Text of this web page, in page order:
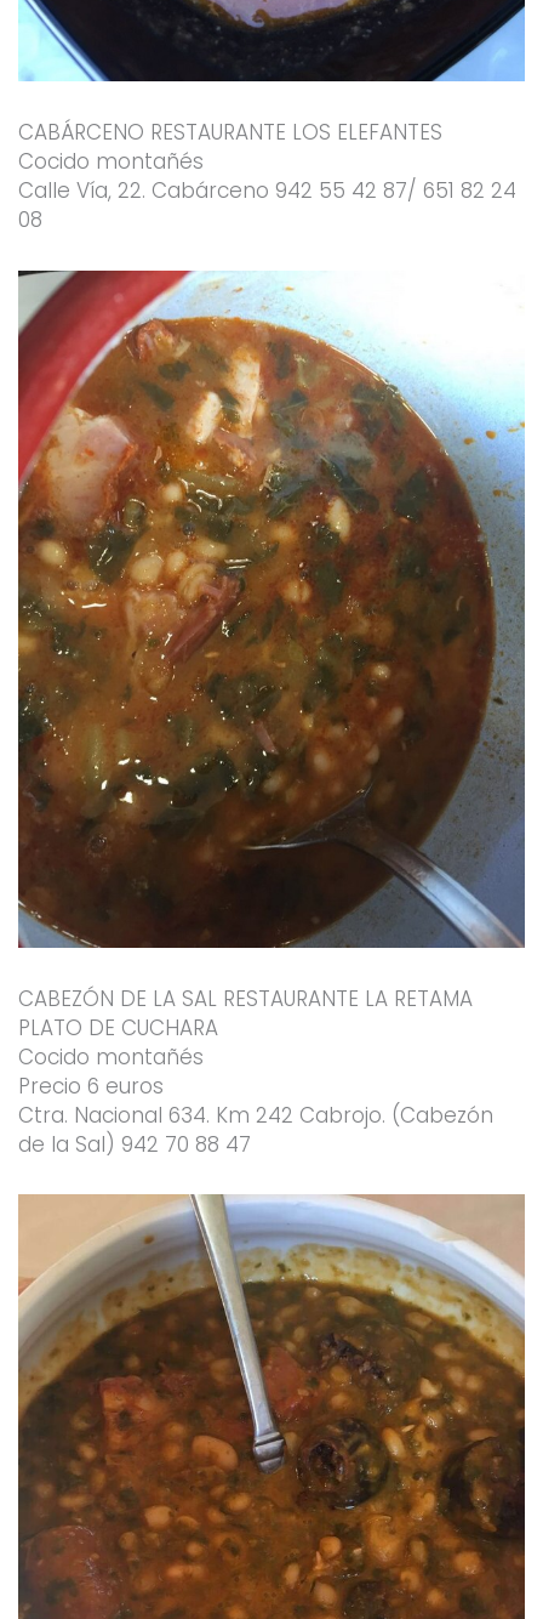
CABÁRCENO RESTAURANTE LOS ELEFANTES
Cocido montañés
Calle Vía, 22. Cabárceno 942 55 42 87/ 651 82 24
08
CABEZÓN DE LA SAL RESTAURANTE LA RETAMA
PLATO DE CUCHARA
Cocido montañés
Precio 6 euros
Ctra. Nacional 634. Km 242 Cabrojo. (Cabezón
de la Sal) 942 70 88 47